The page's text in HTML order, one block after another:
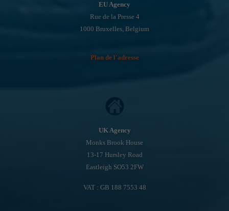
EU Agency
Rue de la Presse 4
1000 Bruxelles, Belgium
Plan de l'adresse
UK Agency
Monks Brook House
13-17 Hursley Road
Eastleigh SO53 2FW
VAT : GB 188 7553 48